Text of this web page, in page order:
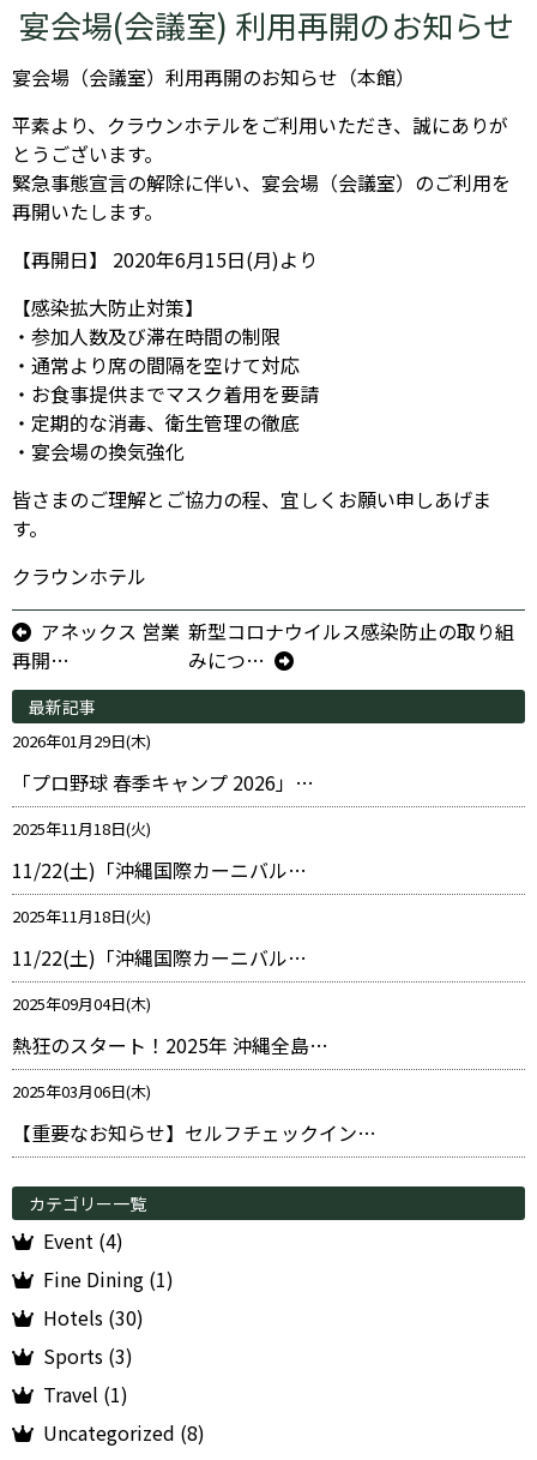
宴会場(会議室) 利用再開のお知らせ
宴会場（会議室）利用再開のお知らせ（本館）
平素より、クラウンホテルをご利用いただき、誠にありが
とうございます。
緊急事態宣言の解除に伴い、宴会場（会議室）のご利用を
再開いたします。
【再開日】 2020年6月15日(月)より
【感染拡大防止対策】
・参加人数及び滞在時間の制限
・通常より席の間隔を空けて対応
・お食事提供までマスク着用を要請
・定期的な消毒、衛生管理の徹底
・宴会場の換気強化
皆さまのご理解とご協力の程、宜しくお願い申しあげま
す。
クラウンホテル
アネックス 営業
再開…
新型コロナウイルス感染防止の取り組
みにつ…
最新記事
2026年01月29日(木)
「プロ野球 春季キャンプ 2026」…
2025年11月18日(火)
11/22(土)「沖縄国際カーニバル…
2025年11月18日(火)
11/22(土)「沖縄国際カーニバル…
2025年09月04日(木)
熱狂のスタート！2025年 沖縄全島…
2025年03月06日(木)
【重要なお知らせ】セルフチェックイン…
カテゴリー一覧
Event (4)
Fine Dining (1)
Hotels (30)
Sports (3)
Travel (1)
Uncategorized (8)